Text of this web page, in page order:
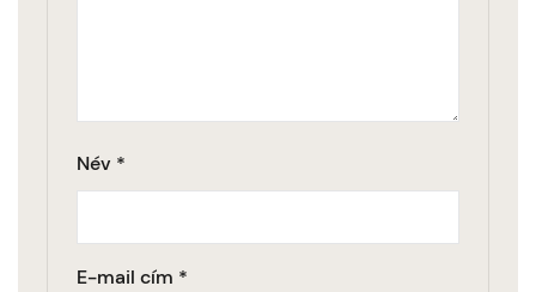
Név *
E-mail cím *